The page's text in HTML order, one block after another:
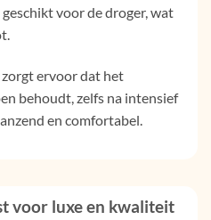
voor de droger, wat
ervoor dat het
behoudt, zelfs na intensief
en comfortabel.
voor luxe en kwaliteit